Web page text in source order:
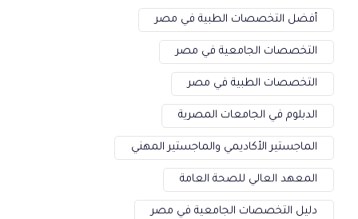
أفضل التخصصات الطبية في مصر
التخصصات الجامعية في مصر
التخصصات الطبية في مصر
الدبلوم في الجامعات المصرية
الماجستير الأكاديمي والماجستير المهني
المعهد العالي للصحة العامة
دليل التخصصات الجامعية في مصر